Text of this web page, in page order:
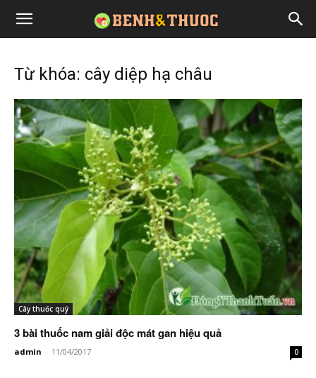
Từ khóa: cây diệp hạ châu
Cây thuốc quý
3 bài thuốc nam giải độc mát gan hiệu quả
admin - 11/04/2017 0